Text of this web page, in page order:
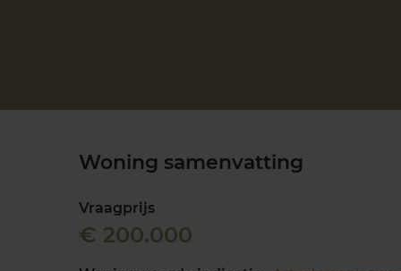
Woning samenvatting
Vraagprijs
€ 200.000